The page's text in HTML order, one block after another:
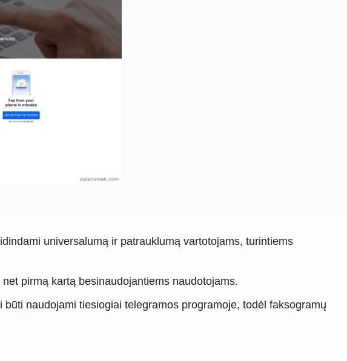
universalumą ir patrauklumą vartotojams, turintiems
pirmą kartą besinaudojantiems naudotojams.
naudojami tiesiogiai telegramos programoje, todėl faksogramų